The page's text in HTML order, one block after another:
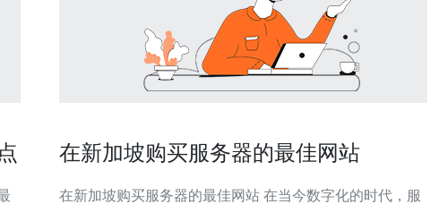
在新加坡购买服务器的最佳网站
在新加坡购买服务器的最佳网站 在当今数字化的时代，服